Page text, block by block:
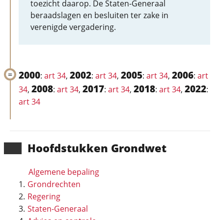
Hoofd­stukken Grondwet
Algemene bepaling
Grondrechten
Regering
Staten-Generaal
toezicht daarop. De Staten-Generaal
beraadslagen en besluiten ter zake in
verenigde vergadering.
2000: art 34, 2002: art 34, 2005: art 34, 2006: art
34, 2008: art 34, 2017: art 34, 2018: art 34, 2022:
art 34